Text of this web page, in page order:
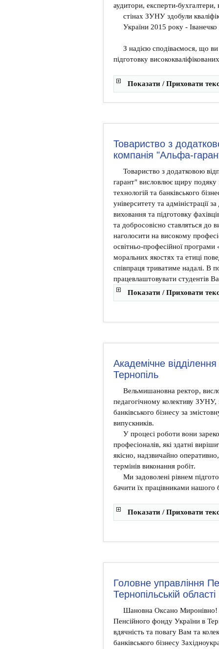
аудитори, експерти-
стінах ЗУНУ здобули
України 2015 року -
З надією сподіваємося, що
підготовку
Показати / Приховати
Товариство з
компанія "Альфа-
Товариство з додатковою
гарант" висловлює щиру
технологій та банківського
університету та адміністрації
виховання та підготовку
та добросовісно ставляться до
наголосити на високому
освітньо-професійної
моральних якостях та етиці
співпраця триватиме надалі. В
працевлаштовувати студентів
Показати / Приховати
Академічне
Тернопіль
Вельмишановна ректор,
педагогічному колективу ЗУНУ,
банківського бізнесу за
випускників.
У процесі роботи вони
професіоналів, які здатні
якісно, надзвичайно
термінів виконання робіт.
Ми задоволені рівнем
бачити їх працівниками нашого
Показати / Приховати
Головне управління
Тернопільській області
Шановна Оксано Миронівно!
Пенсійного фонду України в
вдячність та повагу Вам та
банківського бізнесу